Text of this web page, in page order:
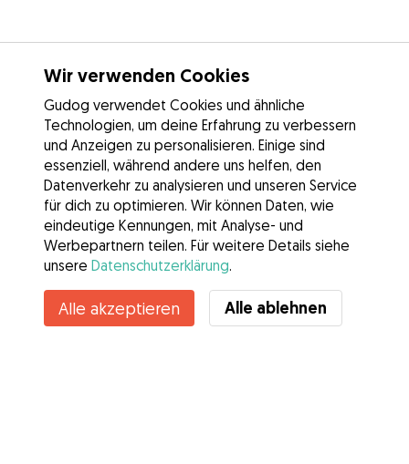
Wir verwenden Cookies
Gudog verwendet Cookies und ähnliche
Technologien, um deine Erfahrung zu verbessern
und Anzeigen zu personalisieren. Einige sind
essenziell, während andere uns helfen, den
Datenverkehr zu analysieren und unseren Service
für dich zu optimieren. Wir können Daten, wie
eindeutige Kennungen, mit Analyse- und
Werbepartnern teilen. Für weitere Details siehe
unsere Datenschutzerklärung.
Alle akzeptieren Alle ablehnen